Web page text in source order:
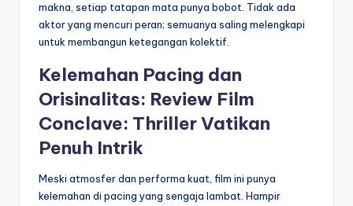
makna, setiap tatapan mata punya bobot. Tidak ada
aktor yang mencuri peran; semuanya saling melengkapi
untuk membangun ketegangan kolektif.
Kelemahan Pacing dan
Orisinalitas: Review Film
Conclave: Thriller Vatikan
Penuh Intrik
Meski atmosfer dan performa kuat, film ini punya
kelemahan di pacing yang sengaja lambat. Hampir